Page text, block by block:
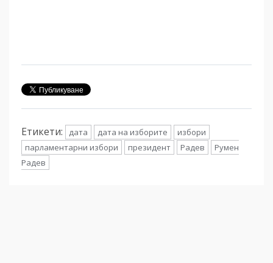
Етикети: дата дата на изборите
избори
парламентарни избори
президент Радев
Румен
Радев